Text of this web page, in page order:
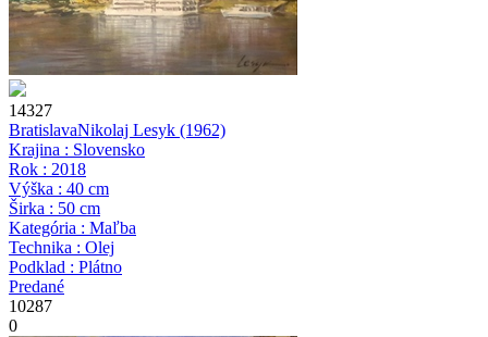
14327
BratislavaNikolaj Lesyk (1962)
Krajina : Slovensko
Rok : 2018
Výška : 40 cm
Širka : 50 cm
Kategória : Maľba
Technika : Olej
Podklad : Plátno
Predané
10287
0